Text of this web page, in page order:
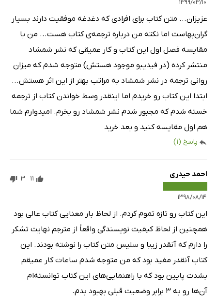
۱۳۹۹/۰۳/۱۰
عزیزان... متن کتاب برای افرادی که دغدغه موفقیت دارند بسیار
گران‌بهاست اما نکته من درباره ترجمه‌ی کتاب هست... من با
مقایسه فصل اول این کتاب و کار عمیقی که نشر شمشاد
منتشر کرده (در فیدیبو موجود هستش) متوجه شدم که میزان
روانی ترجمه در نشر شمشاد به مراتب بهتر از این اثر هستش...
ابتدا این کتاب رو خریدم اما اینقدر وسط خواندن کتاب از ترجمه
خسته شدم که مجبور شدم نشر شمشاد رو بخرم. امیدوارم شما
هم اول مقایسه کنید و بعد خرید
پاسخ (1)
احمد حیدری
۱۳۹۸/۰۸/۱۴
11
3
این کتاب رو تازه تموم کردم. از لحاظ بار معنایی کتاب عالی بود
همچنین از لحاظ کیفیت نویسندگی واقعاً از مترجم نهایت تشکر
را دارم که آنقدر زیبا و سلیس متن کتاب را نوشته بودند. این
کتاب آنقدر مفید بود که من متوجه شدم ساعات کار عمیقم
بشدت پایین بود که با راهنمایی‌های این کتاب توانسته‌ام
آن‌ها رو به ۳ برابر وضعیت قبلی بهبود بدم.